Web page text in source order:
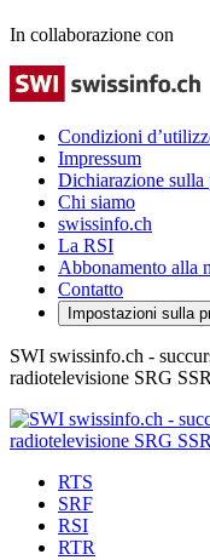
In collaborazione con
Condizioni
Impressum
Dichiarazione sulla
Chi siamo
swissinfo.ch
La RSI
Abbonamento alla
Contatto
Impostazioni sulla
SWI swissinfo.ch -
radiotelevisione SRG
RTS
SRF
RSI
RTR